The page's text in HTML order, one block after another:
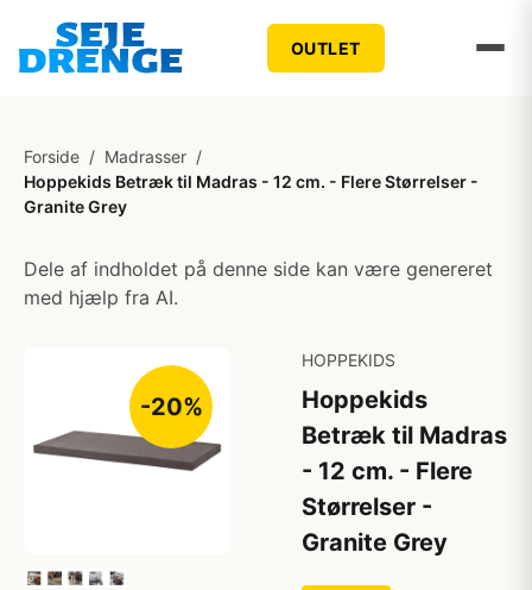
OUTLET
Forside / Madrasser /
Hoppekids Betræk til Madras - 12 cm. - Flere Størrelser -
Granite Grey
Dele af indholdet på denne side kan være genereret
med hjælp fra AI.
-20%
HOPPEKIDS
Hoppekids
Betræk til Madras
- 12 cm. - Flere
Størrelser -
Granite Grey